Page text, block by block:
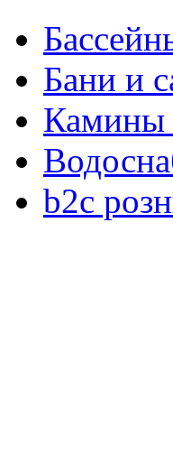
Бани и
Камины
b2c